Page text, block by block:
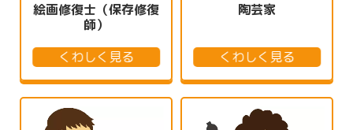
絵画修復士（保存修復
師）
くわしく見る
陶芸家
くわしく見る